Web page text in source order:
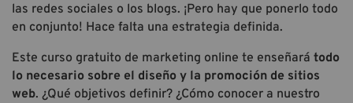
las redes sociales o los blogs. ¡Pero hay que ponerlo todo
en conjunto! Hace falta una estrategia definida.
Este curso gratuito de marketing online te enseñará todo
lo necesario sobre el diseño y la promoción de sitios
web. ¿Qué objetivos definir? ¿Cómo conocer a nuestro